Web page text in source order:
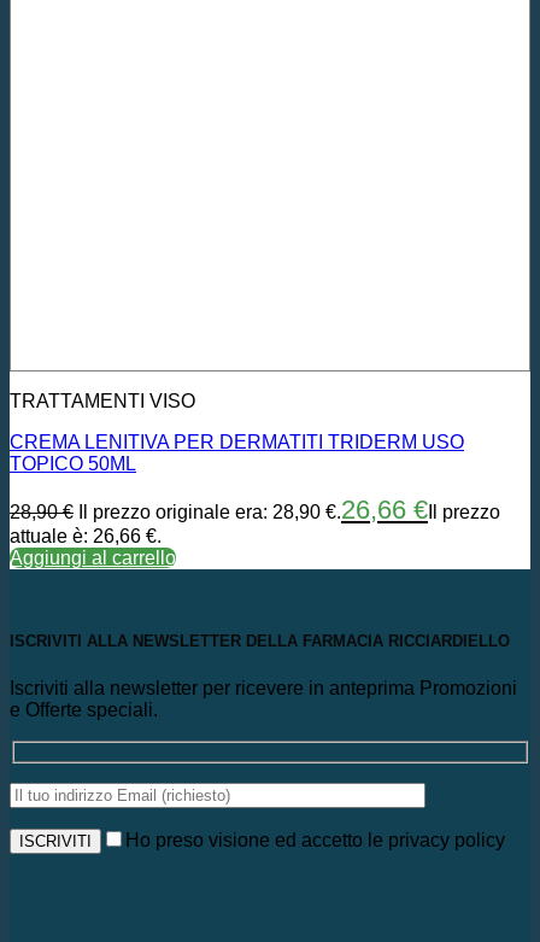
TRATTAMENTI VISO
CREMA LENITIVA PER DERMATITI TRIDERM USO
TOPICO 50ML
28,90€ Il prezzo originale era: 28,90 €.26,66 € Il prezzo
attuale è: 26,66 €.
Aggiungi al carrello
ISCRIVITI ALLA NEWSLETTER DELLA FARMACIA RICCIARDIELLO
Iscriviti alla newsletter per ricevere in anteprima Promozioni
e Offerte speciali.
Ho preso visione ed accetto le privacy policy